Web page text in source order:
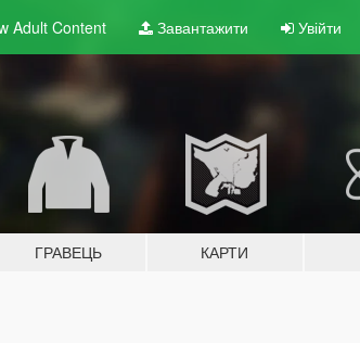
AdultContent Завантажити Увійти
ГРАВЕЦЬ КАРТИ